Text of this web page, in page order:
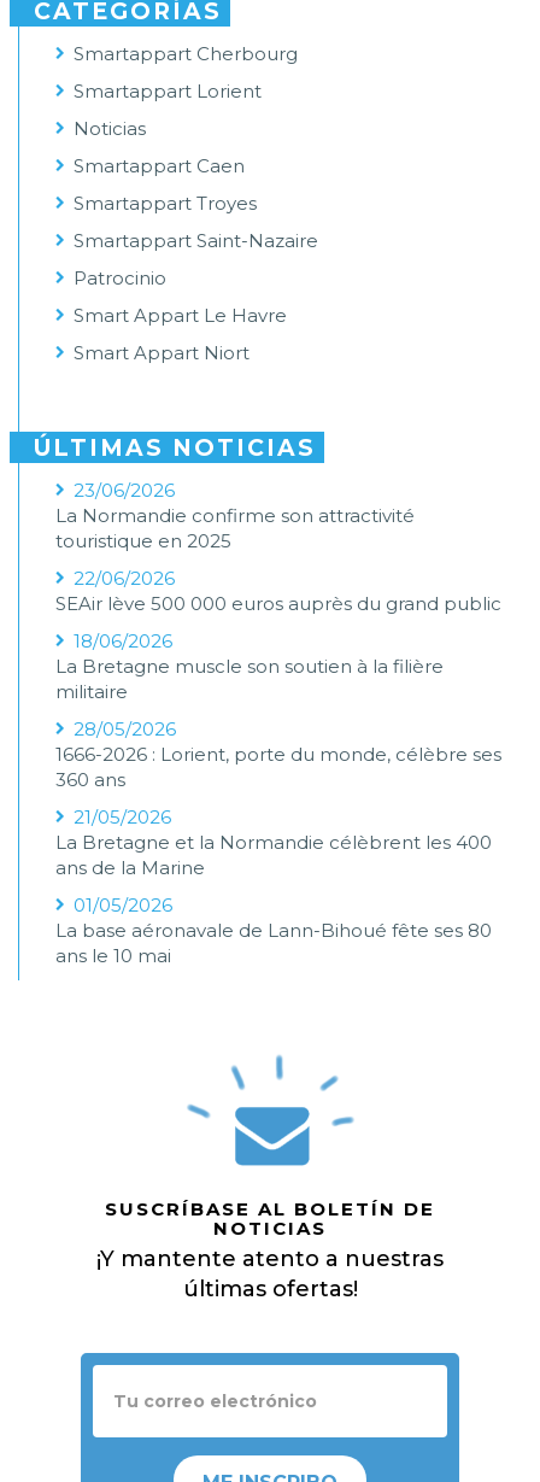
CATEGORÍAS
Smartappart Cherbourg
Smartappart Lorient
Noticias
Smartappart Caen
Smartappart Troyes
Smartappart Saint-Nazaire
Patrocinio
Smart Appart Le Havre
Smart Appart Niort
ÚLTIMAS NOTICIAS
23/06/2026
La Normandie confirme son attractivité
touristique en 2025
22/06/2026
SEAir lève 500 000 euros auprès du grand public
18/06/2026
La Bretagne muscle son soutien à la filière
militaire
28/05/2026
1666-2026 : Lorient, porte du monde, célèbre ses
360 ans
21/05/2026
La Bretagne et la Normandie célèbrent les 400
ans de la Marine
01/05/2026
La base aéronavale de Lann-Bihoué fête ses 80
ans le 10 mai
SUSCRÍBASE AL BOLETÍN DE
NOTICIAS
¡Y mantente atento a nuestras
últimas ofertas!